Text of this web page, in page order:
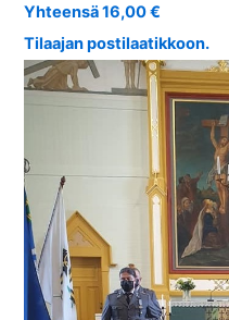
Yhteensä 16,00 €
Tilaajan postilaatikkoon.